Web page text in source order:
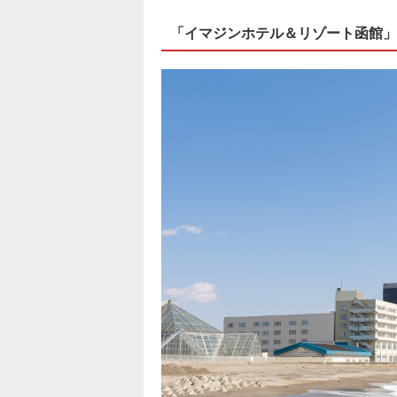
「イマジンホテル＆リゾート函館